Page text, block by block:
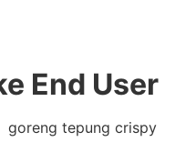
End User
goreng tepung crispy